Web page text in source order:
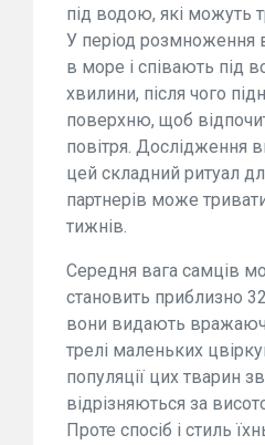
під водою, які можуть
У період розмноження
в море і співають під
хвилини, після чого
поверхню, щоб
повітря. Дослідження
цей складний ритуал
партнерів може
тижнів.
Середня вага самців
становить приблизно
вони видають
трелі маленьких
популяції цих тварин
відрізняються за
Проте спосіб і стиль